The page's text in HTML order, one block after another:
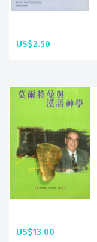
US$2.50
US$13.00